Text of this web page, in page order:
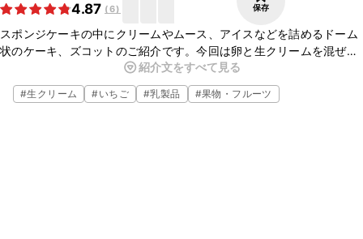
4.87 (6) 保存
スポンジケーキの中にクリームやムース、アイスなどを詰めるドーム
状のケーキ、ズコットのご紹介です。今回は卵と生クリームを混ぜ合
わせたクリームとたっぷりのいちごを入れて仕上げました。ぜひ作っ
てみてくださいね。
紹介文をすべて見る
#生クリーム #いちご #乳製品 #果物・フルーツ